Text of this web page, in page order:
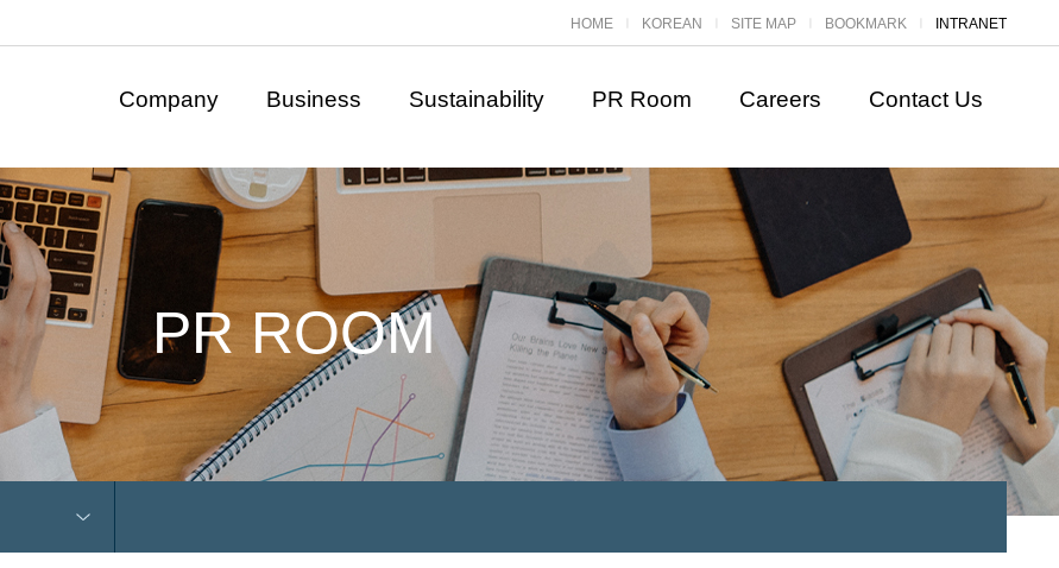
HOME KOREAN SITE MAP BOOKMARK INTRANET
Company Business Sustainability PR Room Careers Contact Us
PR ROOM